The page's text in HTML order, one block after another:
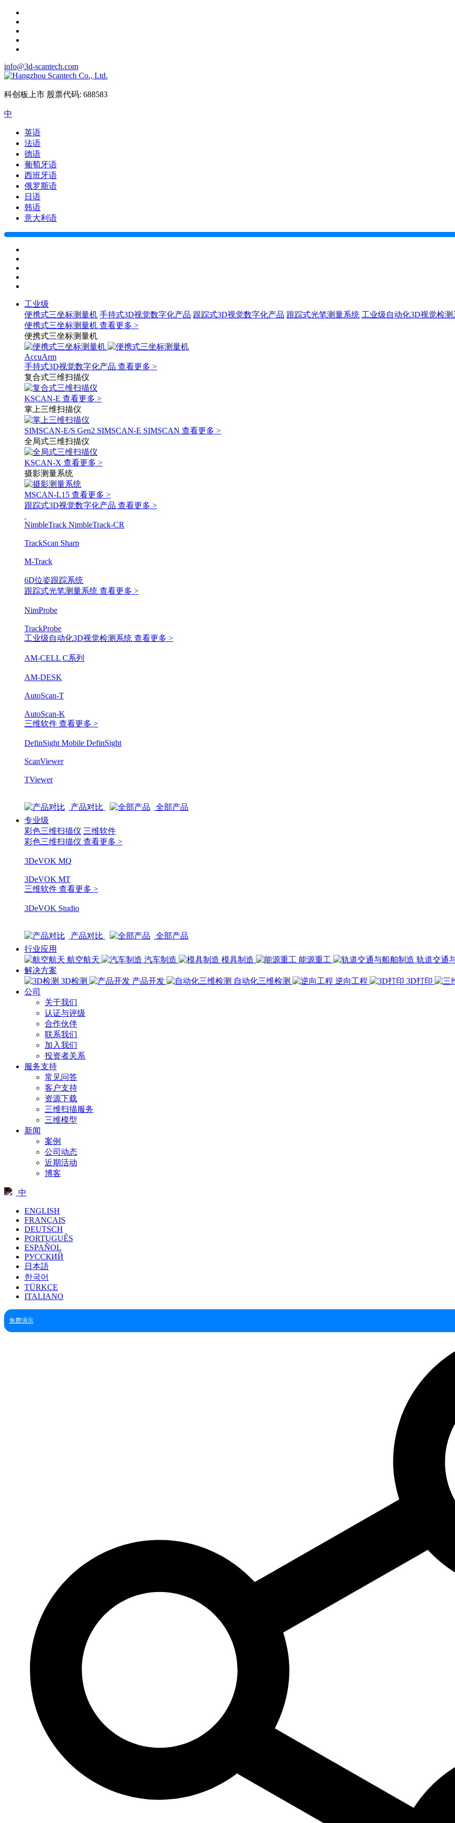
info@3d-scantech.com
科创板上市 股票代码: 688583
中
英语
法语
德语
葡萄牙语
西班牙语
俄罗斯语
日语
韩语
意大利语
工业级
便携式三坐标测量机 手持式3D视觉数字化产品 跟踪式3D视觉数字化产品 跟踪式光笔测量系统 工业级自动化3D视觉检测
便携式三坐标测量机 查看更多 >
便携式三坐标测量机
AccuArm
手持式3D视觉数字化产品 查看更多 >
复合式三维扫描仪
KSCAN-E 查看更多 >
掌上三维扫描仪
SIMSCAN-E/S Gen2 SIMSCAN-E SIMSCAN 查看更多 >
全局式三维扫描仪
KSCAN-X 查看更多 >
摄影测量系统
MSCAN-L15 查看更多 >
跟踪式3D视觉数字化产品 查看更多 >
NimbleTrack NimbleTrack-CR
TrackScan Sharp
M-Track
6D位姿跟踪系统
跟踪式光笔测量系统 查看更多 >
NimProbe
TrackProbe
工业级自动化3D视觉检测系统 查看更多 >
AM-CELL C系列
AM-DESK
AutoScan-T
AutoScan-K
三维软件 查看更多 >
DefinSight Mobile DefinSight
ScanViewer
TViewer
产品对比
全部产品
专业级
彩色三维扫描仪 三维软件
彩色三维扫描仪 查看更多 >
3DeVOK MQ
3DeVOK MT
三维软件 查看更多 >
3DeVOK Studio
产品对比
全部产品
行业应用
航空航天
汽车制造 模具制造 能源重工
轨道交通
解决方案
3D检测
产品开发 自动化三维检测 逆向工程
3D打印
公司
关于我们
认证与评级
合作伙伴
联系我们
加入我们
投资者关系
服务支持
常见问答
客户支持
资源下载
三维扫描服务
三维模型
新闻
案例
公司动态
近期活动
博客
中
ENGLISH
FRANÇAIS
DEUTSCH
PORTUGUÊS
ESPAÑOL
РУССКИЙ
日本語
한국어
TÜRKÇE
ITALIANO
免费演示